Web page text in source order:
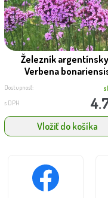
Železník
Verbena
Dostupnosť:
s DPH
Vložiť do košíka